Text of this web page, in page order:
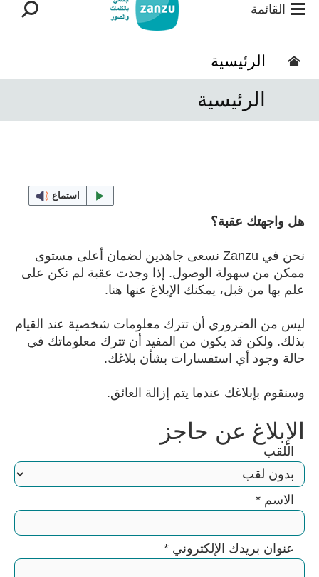
القائمة
الرئيسية
الرئيسية
استماع
هل واجهتك عقبة؟
نحن في Zanzu نسعى جاهدين لضمان أعلى مستوى
ممكن من سهولة الوصول. إذا وجدت عقبة لم نكن على
علم بها من قبل، يمكنك الإبلاغ عنها هنا.
ليس من الضروري أن تترك معلومات شخصية عند القيام
بذلك. ولكن قد يكون من المفيد أن تترك معلوماتك في
حالة وجود أي استفسارات بشأن بلاغك.
وسنقوم بإبلاغك عندما يتم إزالة العائق.
الإبلاغ عن حاجز
اللقب
الاسم *
عنوان بريدك الإلكتروني *